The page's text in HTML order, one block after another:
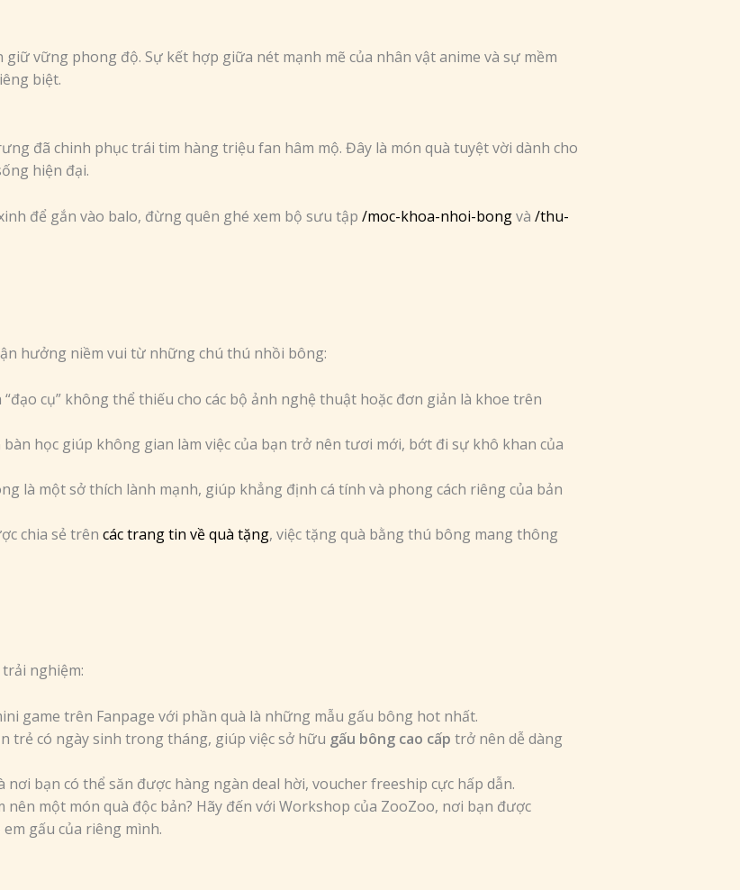
vững phong độ. Sự kết hợp giữa nét mạnh mẽ của nhân vật anime và sự mềm
biệt.
đã chinh phục trái tim hàng triệu fan hâm mộ. Đây là món quà tuyệt vời dành cho
hiện đại.
để gắn vào balo, đừng quên ghé xem bộ sưu tập /moc-khoa-nhoi-bongvà /thu-
hưởng niềm vui từ những chú thú nhồi bông:
cụ” không thể thiếu cho các bộ ảnh nghệ thuật hoặc đơn giản là khoe trên
học giúp không gian làm việc của bạn trở nên tươi mới, bớt đi sự khô khan của
là một sở thích lành mạnh, giúp khẳng định cá tính và phong cách riêng của bản
chia sẻ trên các trang tin về quà tặng, việc tặng quà bằng thú bông mang thông
nghiệm:
game trên Fanpage với phần quà là những mẫu gấu bông hot nhất.
trẻ có ngày sinh trong tháng, giúp việc sở hữu gấu bông cao cấp trở nên dễ dàng
nơi bạn có thể săn được hàng ngàn deal hời, voucher freeship cực hấp dẫn.
nên một món quà độc bản? Hãy đến với Workshop của ZooZoo, nơi bạn được
gấu của riêng mình.